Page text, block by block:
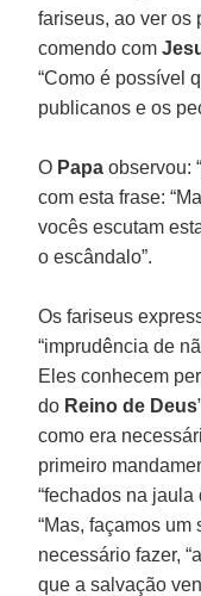
fariseus, ao ver os
comendo com
“Como é possível
publicanos e os
O Papa observou:
com esta frase:
vocês escutam
o escândalo”.
Os fariseus
“imprudência de
Eles conhecem
do Reino de Deus
como era
primeiro
“fechados na
“Mas, façamos um
necessário fazer,
que a salvação